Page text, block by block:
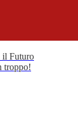
il Futuro
troppo!